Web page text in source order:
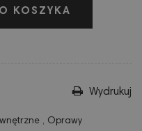
KOSZYKA
Wydrukuj
, Oprawy